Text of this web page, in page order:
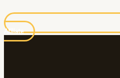
Afíliate